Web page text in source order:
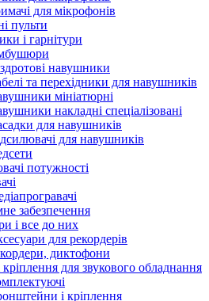
для мікрофонів
пульти
і гарнітури
навушники
та перехідники для навушників
мініатюрні
накладні спеціалізовані
для навушників
для навушників
потужності
забезпечення
і все до них
для рекордерів
диктофони
кріплення для звукового обладнання
і кріплення